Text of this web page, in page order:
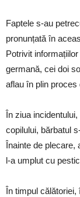
Faptele s-au
pronunțată în
Potrivit
germană, cei doi
aflau în plin proces
În ziua
copilului, bărbatul
Înainte de plecare,
l-a umplut cu
În timpul